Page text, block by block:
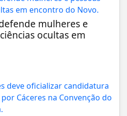
mulheres e
ocultas em